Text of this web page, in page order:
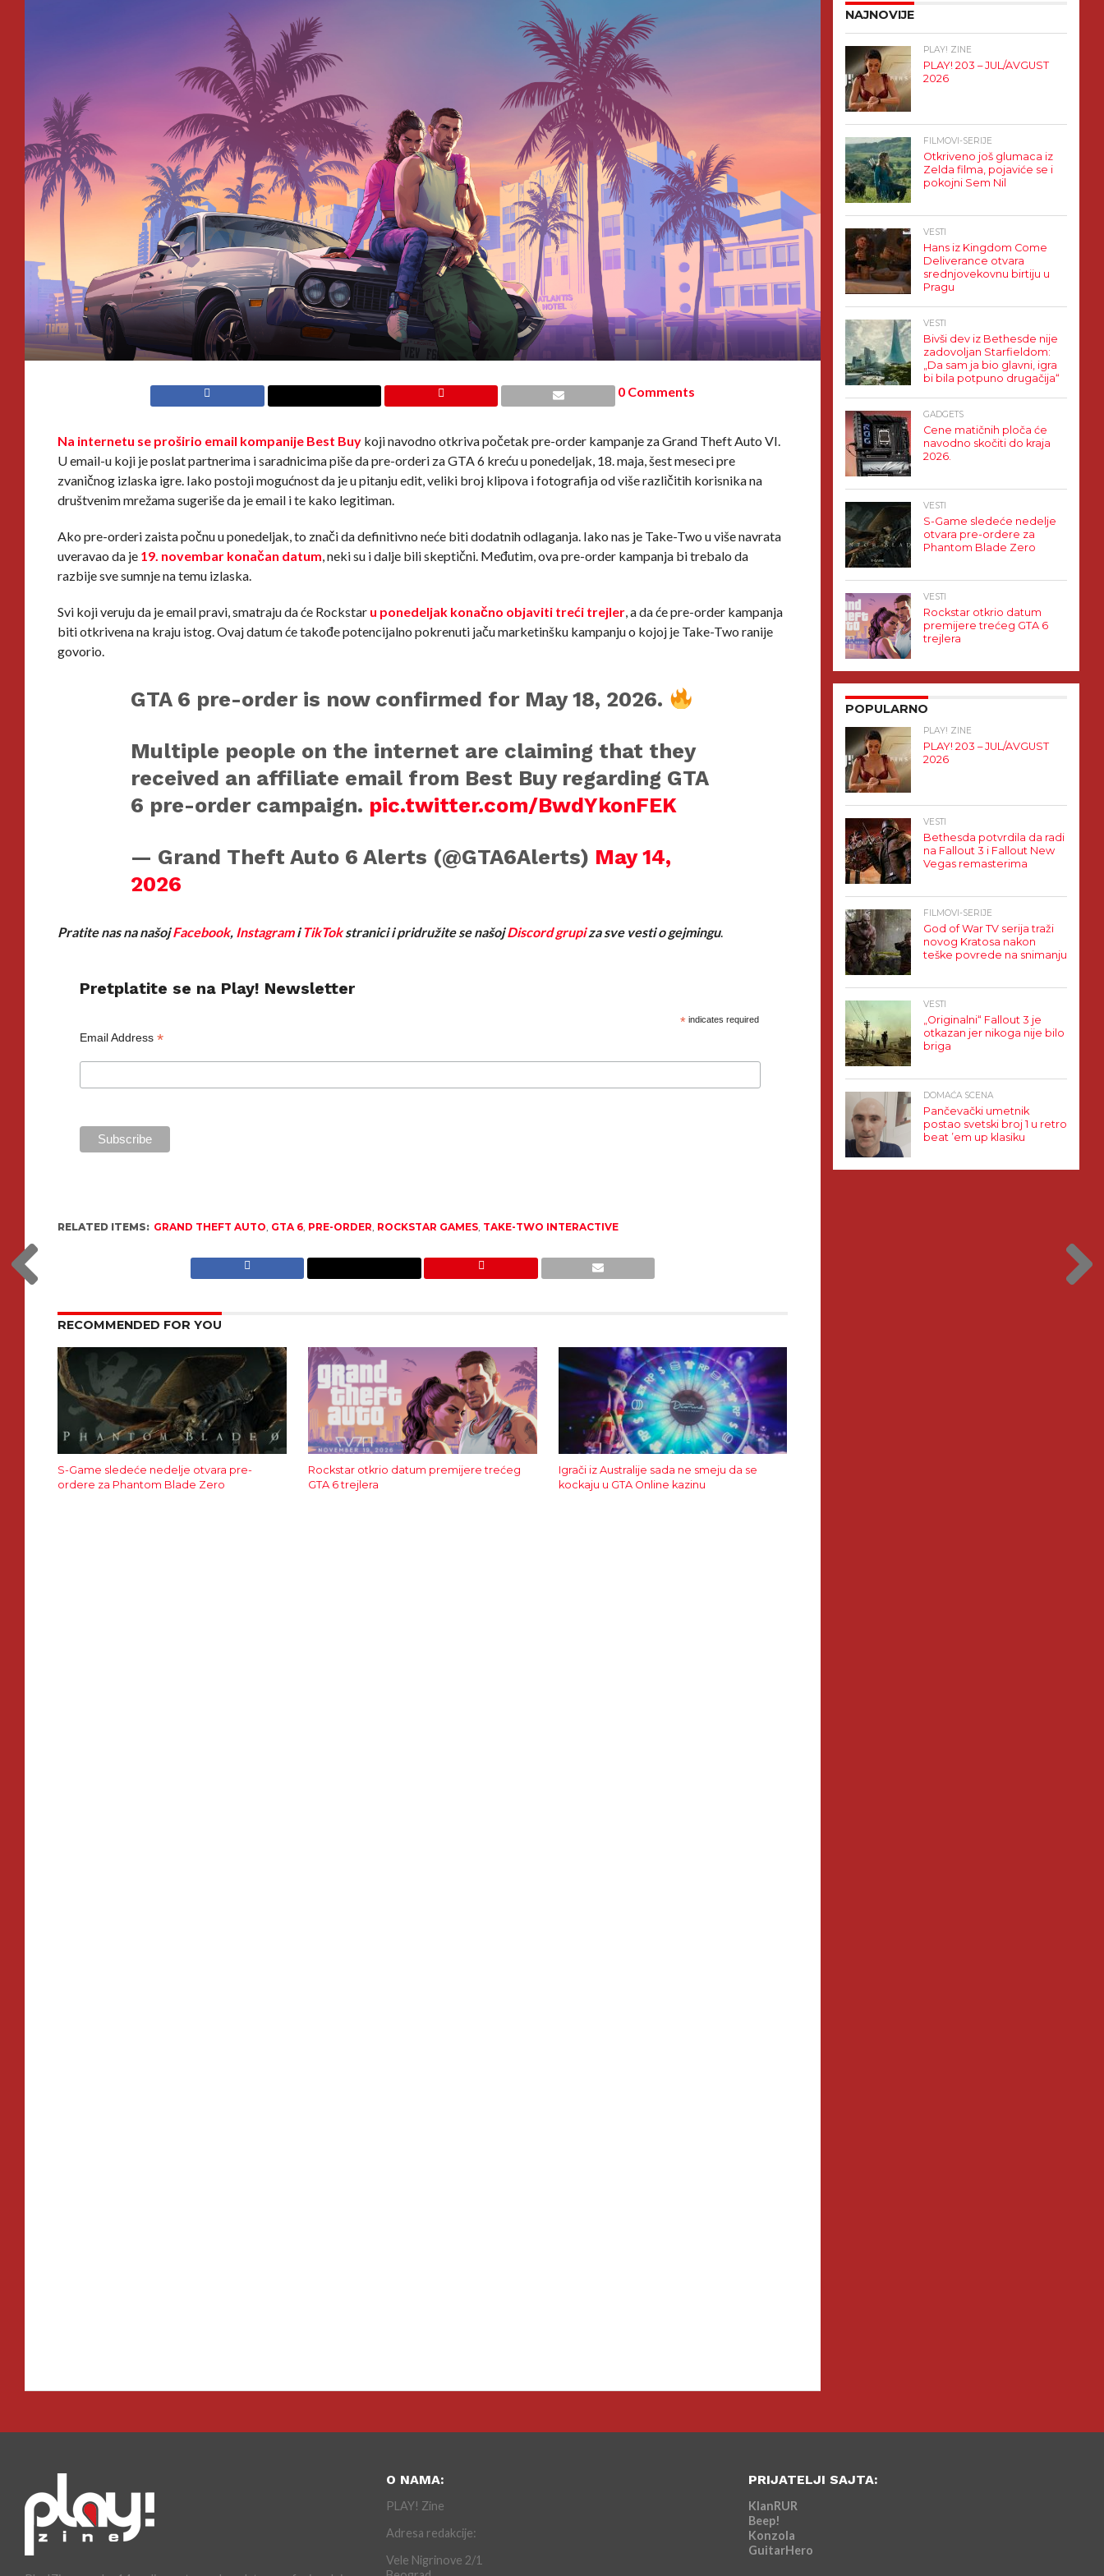
0 Comments
Na internetu se proširio email kompanije Best Buy koji navodno otkriva početak pre-order kampanje za Grand Theft Auto VI.
U email-u koji je poslat partnerima i saradnicima piše da pre-orderi za GTA 6 kreću u ponedeljak, 18. maja, šest meseci pre
zvaničnog izlaska igre. Iako postoji mogućnost da je u pitanju edit, veliki broj klipova i fotografija od više različitih korisnika na
društvenim mrežama sugeriše da je email i te kako legitiman.
Ako pre-orderi zaista počnu u ponedeljak, to znači da definitivno neće biti dodatnih odlaganja. Iako nas je Take-Two u više navrata
uveravao da je 19. novembar konačan datum, neki su i dalje bili skeptični. Međutim, ova pre-order kampanja bi trebalo da
razbije sve sumnje na temu izlaska.
Svi koji veruju da je email pravi, smatraju da će Rockstar u ponedeljak konačno objaviti treći trejler, a da će pre-order kampanja
biti otkrivena na kraju istog. Ovaj datum će takođe potencijalno pokrenuti jaču marketinšku kampanju o kojoj je Take-Two ranije
govorio.
GTA 6 pre-order is now confirmed for May 18, 2026.
Multiple people on the internet are claiming that they
received an affiliate email from Best Buy regarding GTA
6 pre-order campaign. pic.twitter.com/BwdYkonFEK
— Grand Theft Auto 6 Alerts (@GTA6Alerts) May 14,
2026
Pratite nas na našojFacebook, InstagramiTikTokstranici i pridružite se našojDiscord grupiza sve vesti o gejmingu.
Pretplatite se na Play! Newsletter
* indicates required
Email Address*
RELATED ITEMS: GRAND THEFT AUTO GTA 6 PRE-ORDER ROCKSTAR GAMES TAKE-TWO INTERACTIVE
RECOMMENDED FOR YOU
S-Game sledeće nedelje otvara pre-
ordere za Phantom Blade Zero
Rockstar otkrio datum premijere trećeg
GTA 6 trejlera
Igrači iz Australije sada ne smeju da se
kockaju u GTA Online kazinu
NAJNOVIJE
PLAY! ZINE
PLAY! 203 – JUL/AVGUST
2026
FILMOVI-SERIJE
Otkriveno još glumaca iz
Zelda filma, pojaviće se i
pokojni Sem Nil
VESTI
Hans iz Kingdom Come
Deliverance otvara
srednjovekovnu birtiju u
Pragu
VESTI
Bivši dev iz Bethesde nije
zadovoljan Starfieldom:
„Da sam ja bio glavni, igra
bi bila potpuno drugačija“
GADGETS
Cene matičnih ploča će
navodno skočiti do kraja
2026.
VESTI
S-Game sledeće nedelje
otvara pre-ordere za
Phantom Blade Zero
VESTI
Rockstar otkrio datum
premijere trećeg GTA 6
trejlera
POPULARNO
PLAY! ZINE
PLAY! 203 – JUL/AVGUST
2026
VESTI
Bethesda potvrdila da radi
na Fallout 3 i Fallout New
Vegas remasterima
FILMOVI-SERIJE
God of War TV serija traži
novog Kratosa nakon
teške povrede na snimanju
VESTI
„Originalni“ Fallout 3 je
otkazan jer nikoga nije bilo
briga
DOMAĆA SCENA
Pančevački umetnik
postao svetski broj 1 u retro
beat ’em up klasiku
O NAMA:
PLAY! Zine
Adresa redakcije:
Vele Nigrinove 2/1
PRIJATELJI SAJTA:
KlanRUR
Beep!
Konzola
GuitarHero